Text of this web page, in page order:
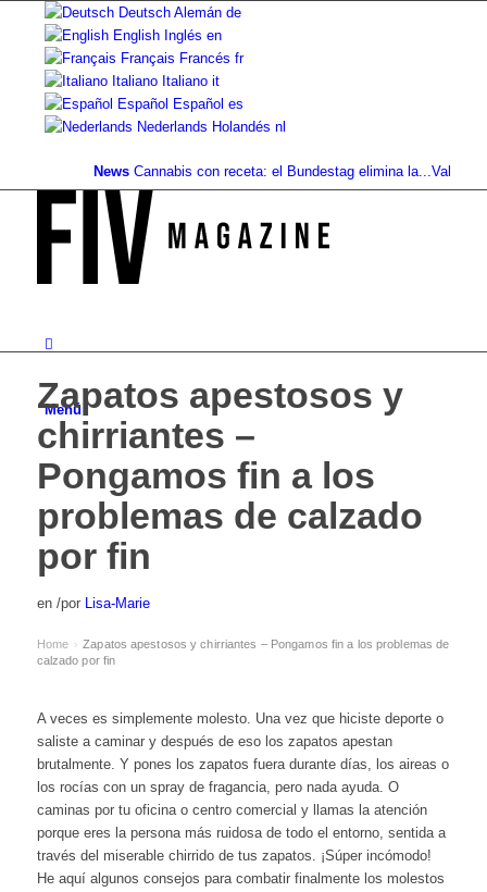
Deutsch Alemán de
English Inglés en
Français Francés fr
Italiano Italiano it
Español Español es
Nederlands Holandés nl
News Cannabis con receta: el Bundestag elimina la... Valor del
Menú
Zapatos apestosos y
chirriantes –
Pongamos fin a los
problemas de calzado
por fin
en /por Lisa-Marie
Home › Zapatos apestosos y chirriantes – Pongamos fin a los problemas de
calzado por fin
A veces es simplemente molesto. Una vez que hiciste deporte o
saliste a caminar y después de eso los zapatos apestan
brutalmente. Y pones los zapatos fuera durante días, los aireas o
los rocías con un spray de fragancia, pero nada ayuda. O
caminas por tu oficina o centro comercial y llamas la atención
porque eres la persona más ruidosa de todo el entorno, sentida a
través del miserable chirrido de tus zapatos. ¡Súper incómodo!
He aquí algunos consejos para combatir finalmente los molestos